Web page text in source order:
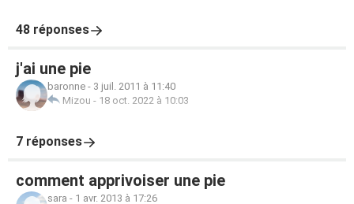
48 réponses
j'ai une pie
baronne - 3 juil. 2011 à 11:40
Mizou - 18 oct. 2022 à 10:03
7 réponses
comment apprivoiser une pie
sara - 1 avr. 2013 à 17:26